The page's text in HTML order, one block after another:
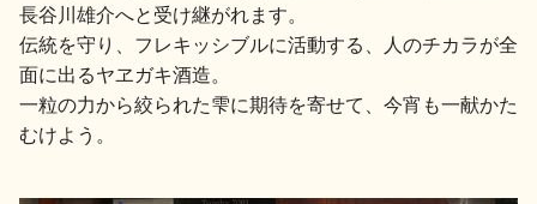
長谷川雄介へと受け継がれます。
伝統を守り、フレキッシブルに活動する、人のチカラが全
面に出るヤヱガキ酒造。
一粒の力から絞られた雫に期待を寄せて、今宵も一献かた
むけよう。